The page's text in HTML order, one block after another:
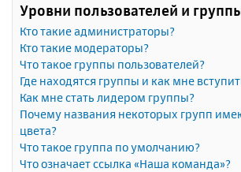
Уровни пользователей и
Кто такие администраторы?
Кто такие модераторы?
Что такое группы пользователей?
Где находятся группы и как мне
Как мне стать лидером группы?
Почему названия некоторых групп
цвета?
Что такое группа по умолчанию?
Что означает ссылка «Наша команда»?